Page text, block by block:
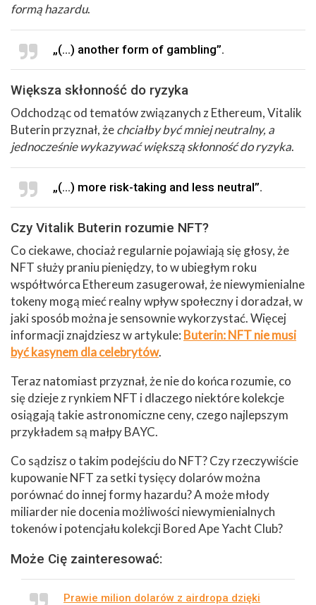
formą hazardu.
„(…) another form of gambling”.
Większa skłonność do ryzyka
Odchodząc od tematów związanych z Ethereum, Vitalik
Buterin przyznał, żechciałby być mniej neutralny, a
jednocześnie wykazywać większą skłonność do ryzyka.
„(…) more risk-taking and less neutral”.
Czy Vitalik Buterin rozumie NFT?
Co ciekawe, chociaż regularnie pojawiają się głosy, że
NFT służy praniu pieniędzy, to w ubiegłym roku
współtwórca Ethereum zasugerował, że niewymienialne
tokeny mogą mieć realny wpływ społeczny i doradzał, w
jaki sposób można je sensownie wykorzystać. Więcej
informacji znajdziesz w artykule: Buterin: NFT nie musi
być kasynem dla celebrytów.
Teraz natomiast przyznał, że nie do końca rozumie, co
się dzieje z rynkiem NFT i dlaczego niektóre kolekcje
osiągają takie astronomiczne ceny, czego najlepszym
przykładem są małpy BAYC.
Co sądzisz o takim podejściu do NFT? Czy rzeczywiście
kupowanie NFT za setki tysięcy dolarów można
porównać do innej formy hazardu? A może młody
miliarder nie docenia możliwości niewymienialnych
tokenów i potencjału kolekcji Bored Ape Yacht Club?
Może Cię zainteresować:
Prawie milion dolarów z airdropa dzięki